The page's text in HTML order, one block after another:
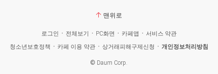
맨위로
로그인 전체보기 PC화면 카페앱
서비스 약관
청소년보호정책
카페 이용 약관 상거래피해구제신청 개인정보처리방침
© Daum Corp.